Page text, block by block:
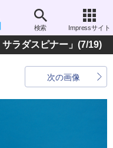
検索 Impressサイト
ラダスピナー」 (7/19)
次の画像